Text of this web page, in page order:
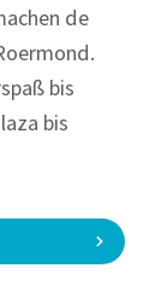
de
bis
bis